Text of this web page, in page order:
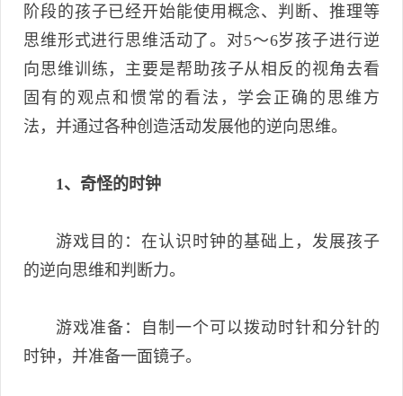
阶段的孩子已经开始能使用概念、判断、推理等
思维形式进行思维活动了。对5～6岁孩子进行逆
向思维训练，主要是帮助孩子从相反的视角去看
固有的观点和惯常的看法，学会正确的思维方
法，并通过各种创造活动发展他的逆向思维。
1、奇怪的时钟
游戏目的：在认识时钟的基础上，发展孩子
的逆向思维和判断力。
游戏准备：自制一个可以拨动时针和分针的
时钟，并准备一面镜子。